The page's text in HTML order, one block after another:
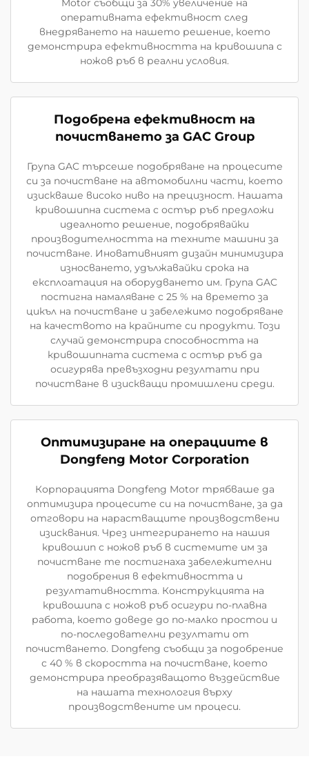
Motor съобщи за 30% увеличение на
оперативната ефективност след
внедряването на нашето решение, което
демонстрира ефективността на кривошипа с
ножов ръб в реални условия.
Подобрена ефективност на
почистването за GAC Group
Група GAC търсеше подобряване на процесите
си за почистване на автомобилни части, което
изискваше високо ниво на прецизност. Нашата
кривошипна система с остър ръб предложи
идеалното решение, подобрявайки
производителността на техните машини за
почистване. Иновативният дизайн минимизира
износването, удължавайки срока на
експлоатация на оборудването им. Група GAC
постигна намаляване с 25 % на времето за
цикъл на почистване и забележимо подобряване
на качеството на крайните си продукти. Този
случай демонстрира способността на
кривошипната система с остър ръб да
осигурява превъзходни резултати при
почистване в изискващи промишлени среди.
Оптимизиране на операциите в
Dongfeng Motor Corporation
Корпорацията Dongfeng Motor трябваше да
оптимизира процесите си на почистване, за да
отговори на нарастващите производствени
изисквания. Чрез интегрирането на нашия
кривошип с ножов ръб в системите им за
почистване те постигнаха забележителни
подобрения в ефективността и
резултативността. Конструкцията на
кривошипа с ножов ръб осигури по-плавна
работа, което доведе до по-малко простои и
по-последователни резултати от
почистването. Dongfeng съобщи за подобрение
с 40 % в скоростта на почистване, което
демонстрира преобразяващото въздействие
на нашата технология върху
производствените им процеси.